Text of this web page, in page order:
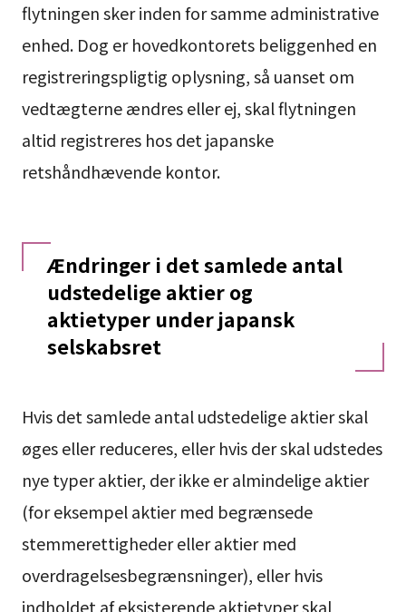
flytningen sker inden for samme administrative
enhed. Dog er hovedkontorets beliggenhed en
registreringspligtig oplysning, så uanset om
vedtægterne ændres eller ej, skal flytningen
altid registreres hos det japanske
retshåndhævende kontor.
Ændringer i det samlede antal
udstedelige aktier og
aktietyper under japansk
selskabsret
Hvis det samlede antal udstedelige aktier skal
øges eller reduceres, eller hvis der skal udstedes
nye typer aktier, der ikke er almindelige aktier
(for eksempel aktier med begrænsede
stemmerettigheder eller aktier med
overdragelsesbegrænsninger), eller hvis
indholdet af eksisterende aktietyper skal